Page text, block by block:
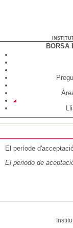
BORSA
El període
El periodo de